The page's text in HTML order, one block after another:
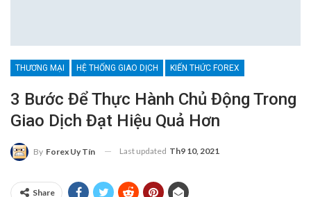
THƯƠNG MẠI HỆ THỐNG GIAO DỊCH KIẾN THỨC FOREX
3 Bước Để Thực Hành Chủ Động Trong
Giao Dịch Đạt Hiệu Quả Hơn
By Forex Uy Tín Last updated Th9 10, 2021
Share